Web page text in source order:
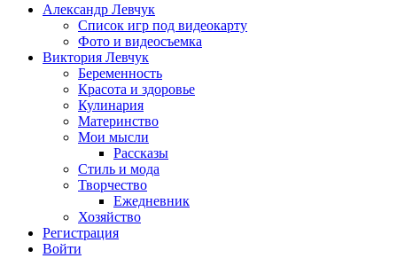
Александр Левчук
Список игр под видеокарту
Фото и видеосъемка
Виктория Левчук
Беременность
Красота и здоровье
Кулинария
Материнство
Мои мысли
Рассказы
Стиль и мода
Творчество
Ежедневник
Хозяйство
Регистрация
Войти